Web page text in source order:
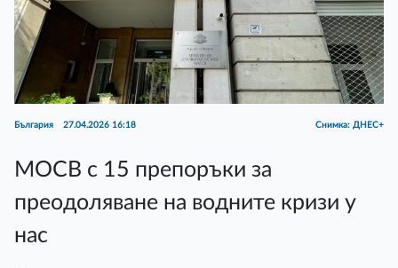
България 27.04.2026 16:18 Снимка: ДНЕС+
МОСВ с 15 препоръки за
преодоляване на водните кризи у
нас